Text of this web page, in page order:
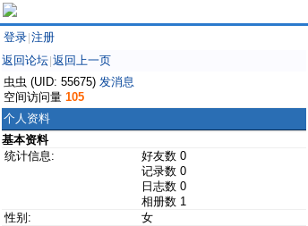
登录 注册
返回论坛 返回上一页
虫虫 (UID: 55675) 发消息
空间访问量 105
个人资料
基本资料
统计信息:
好友数 0
记录数 0
日志数 0
相册数 1
性别:
女